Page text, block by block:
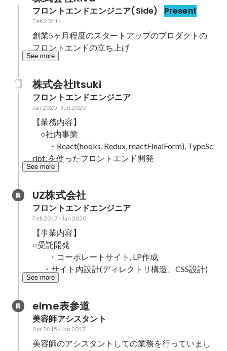
フロントエンドエンジニア(Side) Present
Feb 2021-
創業5ヶ月程度のスタートアップのプロダクトの
フロントエンドの立ち上げ
See more
株式会社Itsuki
フロントエンドエンジニア
Jan 2020-Jun 2020
【業務内容】
○社内事業
・React(hooks, Redux, reactFinalForm), TypeSc
ript, を使ったフロントエンド開発
See more
UZ株式会社
フロントエンドエンジニア
Feb 2017-Jan 2020
【事業内容】
○受託開発
・コーポレートサイト, LP作成
       ・サイト内設計(ディレクトリ構造、CSS設計)
See more
elme表参道
美容師アシスタント
Apr 2015 -Jan 2017
美容師のアシスタントしての業務を行っていまし